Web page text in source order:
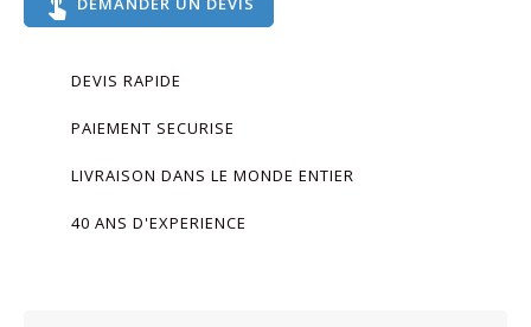
touch_app
DEVIS RAPIDE
PAIEMENT SECURISE
LIVRAISON DANS LE MONDE ENTIER
40 ANS D'EXPERIENCE